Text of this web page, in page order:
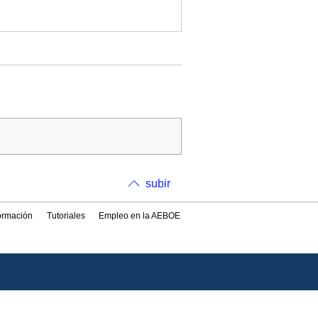
subir
Tutoriales Empleo en la AEBOE